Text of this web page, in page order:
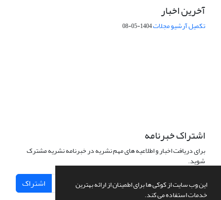
این وب سایت از کوکی ها برای اطمینان از ارائه بهترین
خدمات استفاده می کند.
آخرین اخبار
تکمیل آرشیو مجلات1404-05-08
اشتراک خبرنامه
برای دریافت اخبار و اطلاعیه های مهم نشریه در خبرنامه نشریه مشترک
شوید.
اشتراک